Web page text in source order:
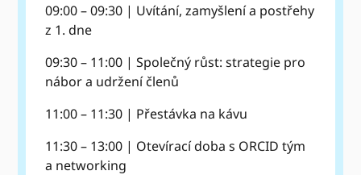
09:00 – 09:30 | Uvítání, zamyšlení a postřehy
z 1. dne
09:30 – 11:00 | Společný růst: strategie pro
nábor a udržení členů
11:00 – 11:30 | Přestávka na kávu
11:30 – 13:00 | Otevírací doba s ORCID tým
a networking